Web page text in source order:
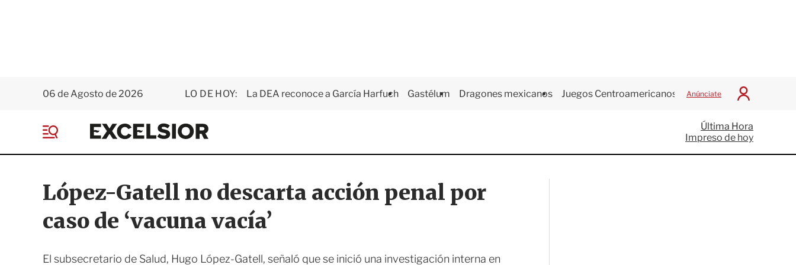
06 de Agosto de 2026 LO DE HOY: La DEA reconoce a García Harfuch Gastélum Dragones mexicanos Juegos Centroamericanos Anúnciate
I
c
i
a
E
x
e
i
o
e
Última Hora
Impreso de hoy
López-Gatell no descarta acción penal por
caso de ‘vacuna vacía’
El subsecretario de Salud, Hugo López-Gatell, señaló que se inició una investigación interna en